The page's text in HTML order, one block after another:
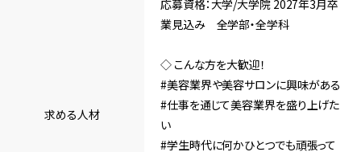
求める⼈材
応募資格：大学/大学院 2027年3月卒
業見込み 全学部・全学科
――◇ こんな方を大歓迎！
#美容業界や美容サロンに興味がある
#仕事を通じて美容業界を盛り上げた
い
#学生時代に何かひとつでも頑張って